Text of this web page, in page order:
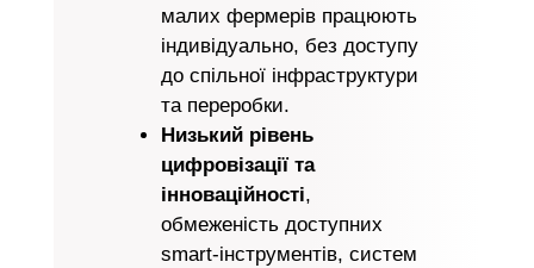
малих фермерів працюють
індивідуально, без доступу
до спільної інфраструктури
та переробки.
Низький рівень
цифровізації та
інноваційності,
обмеженість доступних
smart-інструментів, систем